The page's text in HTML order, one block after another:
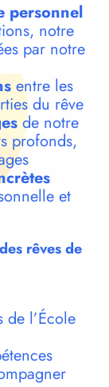
personnel
notre
par notre
entre les
du rêve
de notre
profonds,
et
rêves de
de l’École